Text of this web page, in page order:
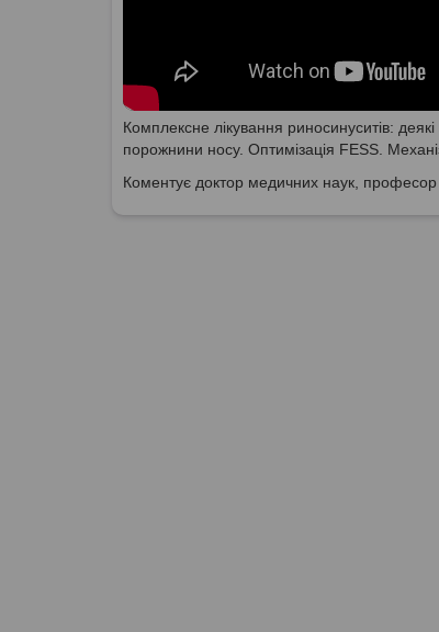
Комплексне лікування риносинуситів:
порожнини носу. Оптимізація FESS.
Коментує доктор медичних наук, професор